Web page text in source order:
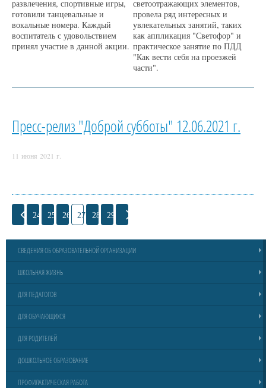
развлечения, спортивные игры,
готовили танцевальные и
вокальные номера. Каждый
воспитатель с удовольствием
принял участие в данной акции.
светоотражающих элементов,
провела ряд интересных и
увлекательных занятий, таких
как аппликация "Светофор" и
практическое занятие по ПДД
"Как вести себя на проезжей
части".
Пресс-релиз "Доброй субботы" 12.06.2021 г.
11 июня 2021 г.
24 25 26 27 28 29
СВЕДЕНИЯ ОБ ОБРАЗОВАТЕЛЬНОЙ ОРГАНИЗАЦИИ
ШКОЛЬНАЯ ЖИЗНЬ
ДЛЯ ПЕДАГОГОВ
ДЛЯ ОБУЧАЮЩИХСЯ
ДЛЯ РОДИТЕЛЕЙ
ДОШКОЛЬНОЕ ОБРАЗОВАНИЕ
ПРОФИЛАКТИЧЕСКАЯ РАБОТА